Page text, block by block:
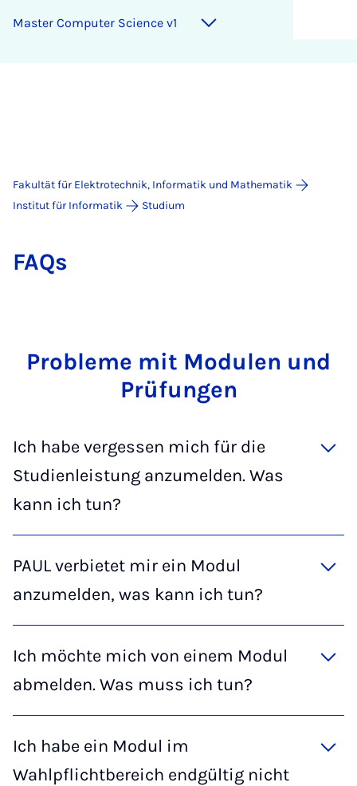
Mas­ter­ Com­pu­ter Sci­ence v1
Fakultät für Elektrotechnik, Informatik und Mathematik
Institut für Informatik
Studium
FAQs
Pro­ble­me mit Mo­du­len und
Prü­fun­gen
Ich habe vergessen mich für die
Studienleistung anzumelden. Was
kann ich tun?
PAUL verbietet mir ein Modul
anzumelden, was kann ich tun?
Ich möchte mich von einem Modul
abmelden. Was muss ich tun?
Ich habe ein Modul im
Wahlpflichtbereich endgültig nicht